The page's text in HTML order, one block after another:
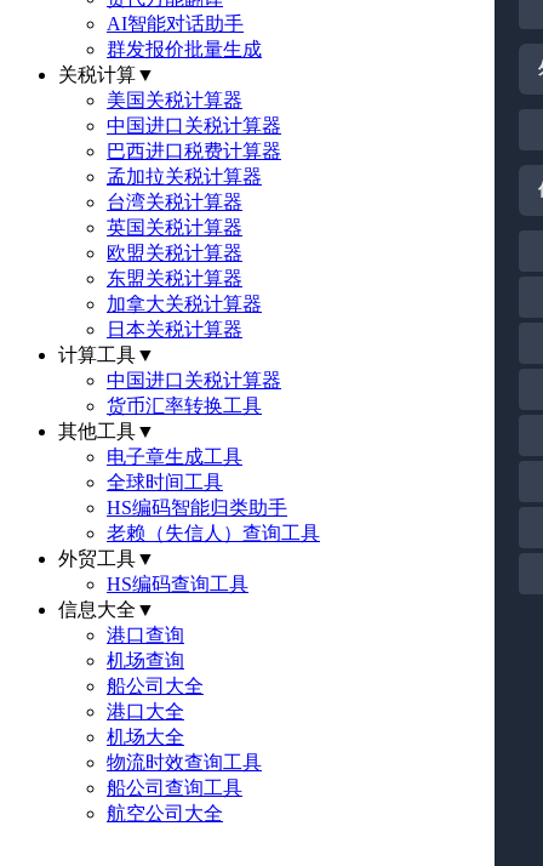
AI智能对话助手
群发报价批量生成
关税计算▼
美国关税计算器
中国进口关税计算器
巴西进口税费计算器
孟加拉关税计算器
台湾关税计算器
英国关税计算器
欧盟关税计算器
东盟关税计算器
加拿大关税计算器
日本关税计算器
计算工具▼
中国进口关税计算器
货币汇率转换工具
其他工具▼
电子章生成工具
全球时间工具
HS编码智能归类助手
老赖（失信人）查询工具
外贸工具▼
HS编码查询工具
信息大全 ▼
港口查询
机场查询
船公司大全
港口大全
机场大全
物流时效查询工具
船公司查询工具
航空公司大全